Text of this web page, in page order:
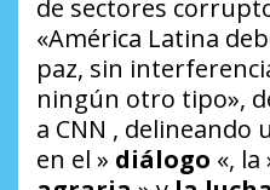
de sectores
«América Latina
paz, sin
ningún otro tipo»,
a CNN , delineando
en el » diálogo «, la